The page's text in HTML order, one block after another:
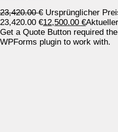
23,420.00€ Ursprünglicher
23,420.00 €12,500.00 €
Get a Quote Button required
WPForms plugin to work with.